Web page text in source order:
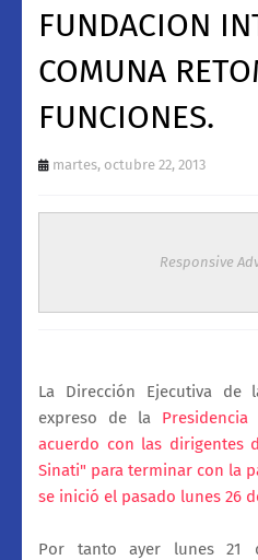
FUNDACION
COMUNA
FUNCIONES.
martes, octubre 22, 2013
Responsive
La Dirección Ejecutiva de
expreso de la
acuerdo con las dirigentes
Sinati" para terminar con la
se inició el pasado lunes 26
Por tanto ayer lunes 21